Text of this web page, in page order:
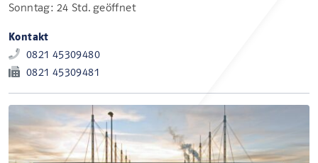
Sonntag: 24 Std. geöffnet
Kontakt
0821 45309480
0821 45309481